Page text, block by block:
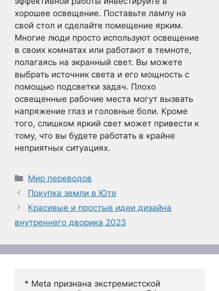
хорошее освещение. Поставьте лампу на
свой стол и сделайте помещение ярким.
Многие люди просто используют освещение
в своих комнатах или работают в темноте,
полагаясь на экранный свет. Вы можете
выбрать источник света и его мощность с
помощью подсветки задач. Плохо
освещенные рабочие места могут вызвать
напряжение глаз и головные боли. Кроме
того, слишком яркий свет может привести к
тому, что вы будете работать в крайне
неприятных ситуациях.
Рубрики
Мир переводов
Покупка земли в Юте
Красивые и простые идеи дизайна
внутреннего дворика 2023
* Meta признана экстремистской